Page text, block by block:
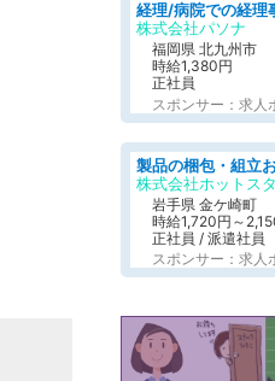
株式会社パソナ
福岡県 北九州市
時給1,380円
正社員
スポンサー：求人
株式会社ホットス
岩手県 金ケ崎町
時給1,720円～
正社員 / 派遣社員
スポンサー：求人